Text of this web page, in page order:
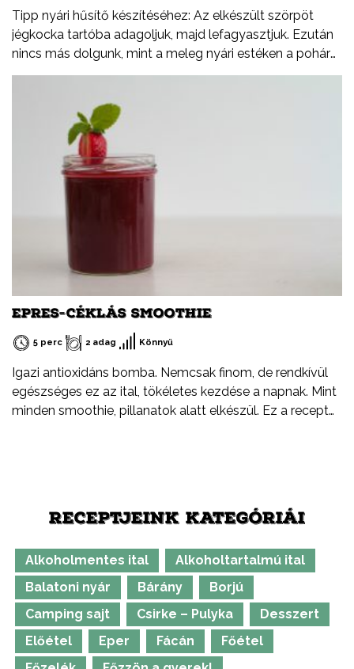
Tipp nyári hűsítő készítéséhez: Az elkészült szörpöt
jégkocka tartóba adagoljuk, majd lefagyasztjuk. Ezután
nincs más dolgunk, mint a meleg nyári estéken a pohár
rozénkba beletenni.
EPRES-CÉKLÁS SMOOTHIE
5 perc 2 adag Könnyű
Igazi antioxidáns bomba. Nemcsak finom, de rendkívül
egészséges ez az ital, tökéletes kezdése a napnak. Mint
minden smoothie, pillanatok alatt elkészül. Ez a recept
RECEPTJEINK KATEGÓRIÁI
Alkoholmentes ital
Alkoholtartalmú ital
Balatoni nyár
Bárány
Borjú
Camping sajt
Csirke – Pulyka
Desszert
Előétel
Eper Fácán
Főétel